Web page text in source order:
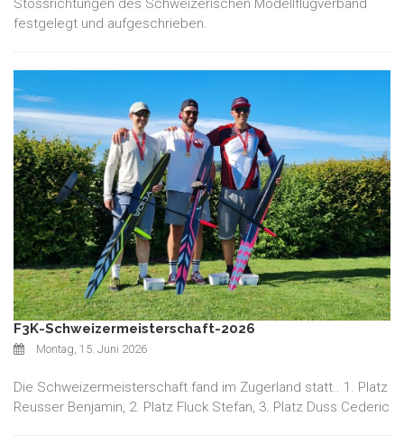
festgelegt und aufgeschrieben.
F3K-Schweizermeisterschaft-2026
Montag, 15. Juni 2026
Die Schweizermeisterschaft fand im Zugerland statt.. 1. Platz
Reusser Benjamin, 2. Platz Fluck Stefan, 3. Platz Duss Cederic